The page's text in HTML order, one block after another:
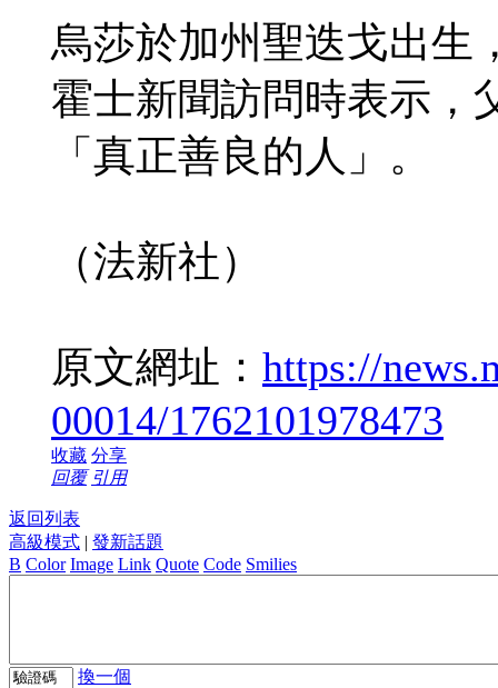
烏莎於加州聖迭戈出生
霍士新聞訪問時表示，
「真正善良的人」。
（法新社）
原文網址： https://
00014/1762101978473
收藏 分享
回覆 引用
返回列表
高級模式 | 發新話題
B Color Image Link Quote Code Smilies
換一個